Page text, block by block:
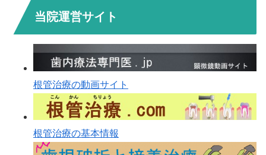
当院運営サイト
根管治療の動画サイト
根管治療の基本情報